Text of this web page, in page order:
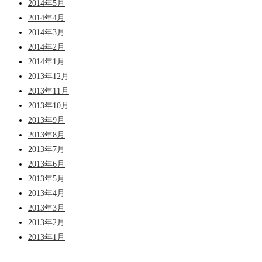
2014年5月
2014年4月
2014年3月
2014年2月
2014年1月
2013年12月
2013年11月
2013年10月
2013年9月
2013年8月
2013年7月
2013年6月
2013年5月
2013年4月
2013年3月
2013年2月
2013年1月